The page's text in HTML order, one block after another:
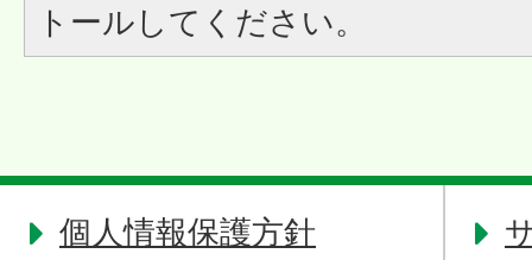
トールしてください。
個人情報保護方針